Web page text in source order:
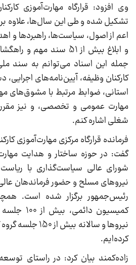
تشکیل شده و طی این سال‌ها، علاوه بر
اعم از اصول، سیاست‌ها، راهبردها و
و ابلاغ بیش از 51 سند
جمله این اسناد می‌توانم به سند
کارکنان وظیفه، آیین‌نامه‌های
استانی، ضوابط مرتبط با مشوق‌های
مهارت عمومی و تخصصی، و نیز
شغلی اشاره کنم.
فرمانده قرارگاه مرکزی مهارت‌آموزی
شورای عالی سیاست‌گذاری با
نیروهای مسلح و حضور فرماندهان
کمیسیون
نیروها و سالانه
کرده‌ایم.